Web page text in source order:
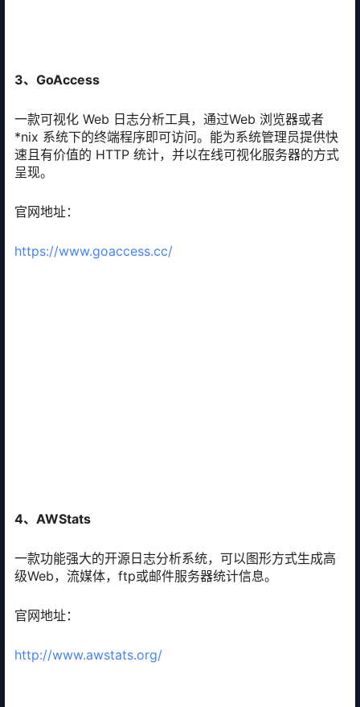
3、GoAccess
一款可视化 Web 日志分析工具，通过Web 浏览器或者
*nix 系统下的终端程序即可访问。能为系统管理员提供快
速且有价值的 HTTP 统计，并以在线可视化服务器的方式
呈现。
官网地址：
https://www.goaccess.cc/
4、AWStats
一款功能强大的开源日志分析系统，可以图形方式生成高
级Web，流媒体，ftp或邮件服务器统计信息。
官网地址：
http://www.awstats.org/